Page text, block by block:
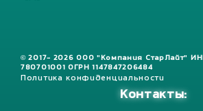
© 2017- 2026 ООО "Компания СтарЛайт"
780701001 ОГРН 1147847206484
Политика конфиденциальности
Контакты: